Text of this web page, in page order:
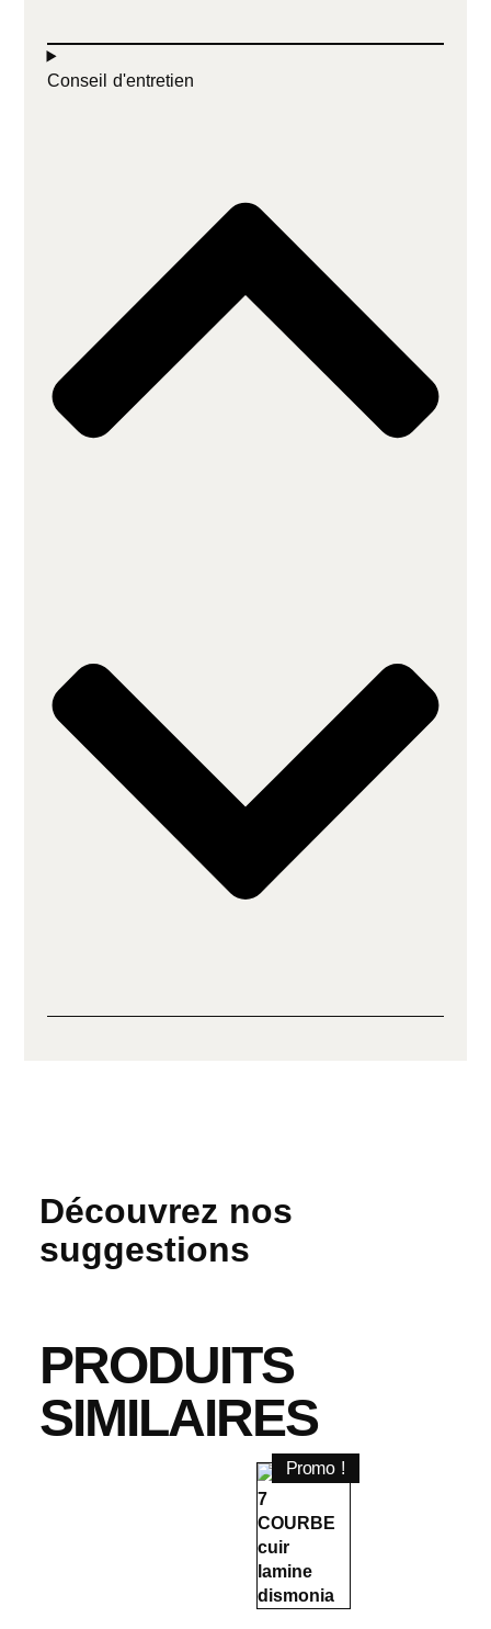
Conseil d'entretien
Découvrez nos
suggestions
PRODUITS
SIMILAIRES
Promo !